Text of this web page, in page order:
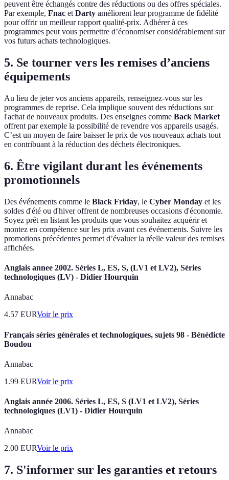
peuvent être échangés contre des réductions ou des offres spéciales.
Par exemple, Fnac et Darty améliorent leur programme de fidélité
pour offrir un meilleur rapport qualité-prix. Adhérer à ces
programmes peut vous permettre d’économiser considérablement sur
vos futurs achats technologiques.
5. Se tourner vers les remises d’anciens
équipements
Au lieu de jeter vos anciens appareils, renseignez-vous sur les
programmes de reprise. Cela implique souvent des réductions sur
l'achat de nouveaux produits. Des enseignes comme Back Market
offrent par exemple la possibilité de revendre vos appareils usagés.
C’est un moyen de faire baisser le prix de vos nouveaux achats tout
en contribuant à la réduction des déchets électroniques.
6. Être vigilant durant les événements
promotionnels
Des événements comme le Black Friday, le Cyber Monday et les
soldes d'été ou d'hiver offrent de nombreuses occasions d'économie.
Soyez prêt en listant les produits que vous souhaitez acquérir et
montez en compétence sur les prix avant ces événements. Suivre les
promotions précédentes permet d’évaluer la réelle valeur des remises
affichées.
Anglais annee 2002. Séries L, ES, S, (LV1 et LV2), Séries
technologiques (LV) - Didier Hourquin
Annabac
4.57 EURVoir le prix
Français séries générales et technologiques, sujets 98 - Bénédicte
Boudou
Annabac
1.99 EURVoir le prix
Anglais année 2006. Séries L, ES, S (LV1 et LV2), Séries
technologiques (LV1) - Didier Hourquin
Annabac
2.00 EURVoir le prix
7. S'informer sur les garanties et retours